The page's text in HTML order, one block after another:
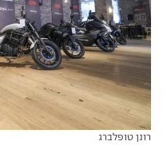
רונן טופלברג